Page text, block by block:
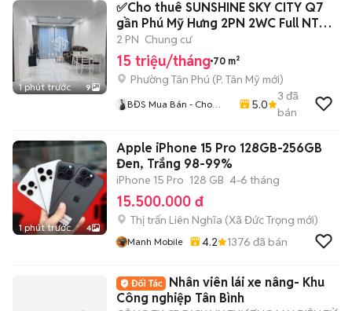
1 phút trước 9
✅Cho thuê SUNSHINE SKY CITY Q7
gần Phú Mỹ Hưng 2PN 2WC Full NT
đẹp
2 PN Chung cư
15 triệu/tháng 70 m²
Phường Tân Phú (P. Tân Mỹ mới)
BĐS Mua Bán - Cho
5.0
3 đã
bán
1 phút trước 4
Apple iPhone 15 Pro 128GB-256GB
Đen, Trắng 98-99%
iPhone 15 Pro 128 GB 4-6 tháng
15.500.000 đ
Thị trấn Liên Nghĩa (Xã Đức Trọng mới)
Manh Mobile 4.2 1376 đã bán
Nhân viên lái xe nâng- Khu
Công nghiệp Tân Bình